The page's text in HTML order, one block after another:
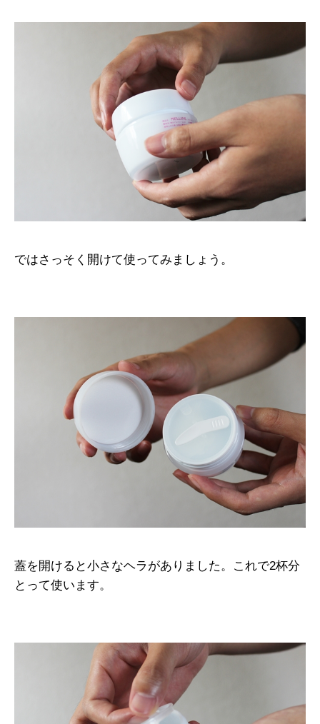
ではさっそく開けて使ってみましょう。
蓋を開けると小さなヘラがありました。これで2杯分
とって使います。